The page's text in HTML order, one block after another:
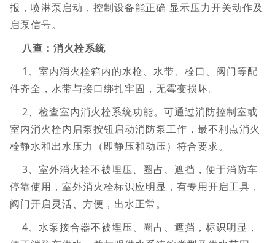
报，喷淋泵启动，控制设备能正确 显示压力开关动作及
启泵信号。
八查：消火栓系统
1、室内消火栓箱内的水枪、水带、栓口、阀门等配
件齐全，水带与接口绑扎牢固，无霉变损坏。
2、检查室内消火栓系统功能。可通过消防控制室或
室内消火栓内启泵按钮启动消防泵工作，最不利点消火
栓静水和出水压力（即静压和动压）符合要求。
3、室外消火栓不被埋压、圈占、遮挡，便于消防车
停靠使用，室外消火栓标识应明显，有专用开启工具，
阀门开启灵活、方便，出水正常。
4、水泵接合器不被埋压、圈占、遮挡，标识明显，